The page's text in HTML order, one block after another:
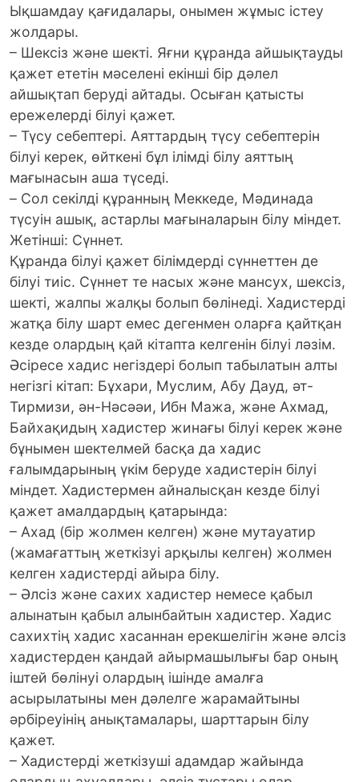
Ықшамдау қағидалары, онымен жұмыс істеу
жолдары.
– Шексіз және шекті. Яғни құранда айшықтауды
қажет ететін мәселені екінші бір дәлел
айшықтап беруді айтады. Осыған қатысты
ережелерді білуі қажет.
– Түсу себептері. Аяттардың түсу себептерін
білуі керек, өйткені бұл ілімді білу аяттың
мағынасын аша түседі.
– Cол секілді құранның Меккеде, Мәдинада
түсуін ашық, астарлы мағыналарын білу міндет.
Жетінші: Сүннет.
Құранда білуі қажет білімдерді сүннеттен де
білуі тиіс. Сүннет те насых және мансух, шексіз,
шекті, жалпы жалқы болып бөлінеді. Хадистерді
жатқа білу шарт емес дегенмен оларға қайтқан
кезде олардың қай кітапта келгенін білуі ләзім.
Әсіресе хадис негіздері болып табылатын алты
негізгі кітап: Бұхари, Муслим, Абу Дауд, әт-
Тирмизи, ән-Нәсәәи, Ибн Мажа, және Ахмад,
Байхақидың хадистер жинағы білуі керек және
бұнымен шектелмей басқа да хадис
ғалымдарының үкім беруде хадистерін білуі
міндет. Хадистермен айналысқан кезде білуі
қажет амалдардың қатарында:
– Ахад (бір жолмен келген) және мутауатир
(жамағаттың жеткізуі арқылы келген) жолмен
келген хадистерді айыра білу.
– Әлсіз және сахих хадистер немесе қабыл
алынатын қабыл алынбайтын хадистер. Хадис
сахихтің хадис хасаннан ерекшелігін және әлсіз
хадистерден қандай айырмашылығы бар оның
іштей бөлінуі олардың ішінде амалға
асырылатыны мен дәлелге жарамайтыны
әрбіреуінің анықтамалары, шарттарын білу
қажет.
– Хадистерді жеткізуші адамдар жайында